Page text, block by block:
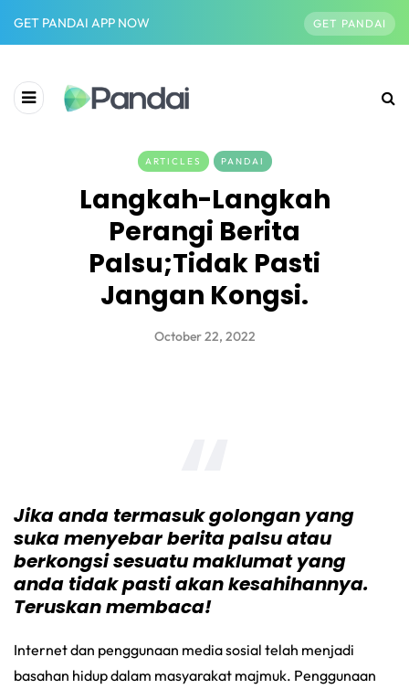
GET PANDAI APP NOW GET PANDAI
ARTICLES PANDAI
Langkah-Langkah
Perangi Berita
Palsu;Tidak Pasti
Jangan Kongsi.
October 22, 2022
Jika anda termasuk golongan yang
suka menyebar berita palsu atau
berkongsi sesuatu maklumat yang
anda tidak pasti akan kesahihannya.
Teruskan membaca!
Internet dan penggunaan media sosial telah menjadi
basahan hidup dalam masyarakat majmuk. Penggunaan